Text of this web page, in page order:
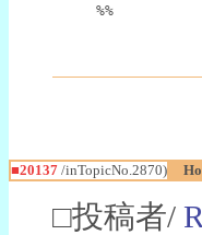
%%
■20137 /inTopicNo.2870)
□投稿者/